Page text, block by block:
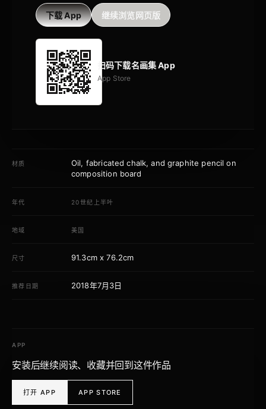
下载 App 继续浏览网页版
扫码下载名画集 App
App Store
材质
Oil, fabricated chalk, and graphite pencil on
composition board
年代 20世纪上半叶
地域 美国
尺寸 91.3cm x 76.2cm
推荐日期 2018年7月3日
APP
安装后继续阅读、收藏并回到这件作品
打开 APP APP STORE